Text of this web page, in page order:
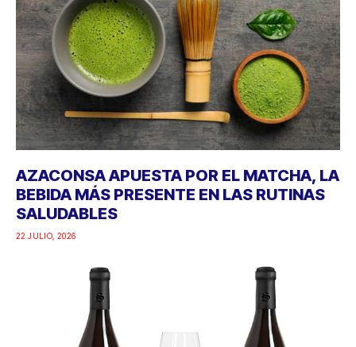
AZACONSA APUESTA POR EL MATCHA, LA
BEBIDA MÁS PRESENTE EN LAS RUTINAS
SALUDABLES
22 JULIO, 2026